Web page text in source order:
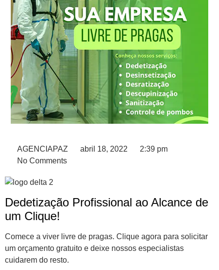
AGENCIAPAZ abril 18, 2022
2:39 pm
No Comments
Dedetização Profissional ao Alcance de
um Clique!
Comece a viver livre de pragas. Clique agora para solicitar
um orçamento gratuito e deixe nossos especialistas
cuidarem do resto.